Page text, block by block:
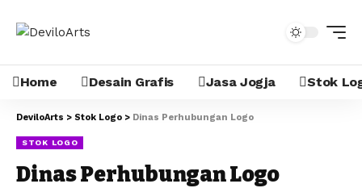
Home Desain Grafis Jasa Jogja Stok
DeviloArts > Stok Logo > Dinas Perhubungan Logo
STOK LOGO
Dinas Perhubungan Logo